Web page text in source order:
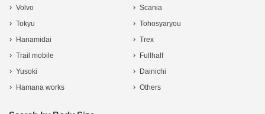
Volvo
Scania
Tokyu
Tohosyaryou
Hanamidai
Trex
Trail mobile
Fullhalf
Yusoki
Dainichi
Hamana works
Others